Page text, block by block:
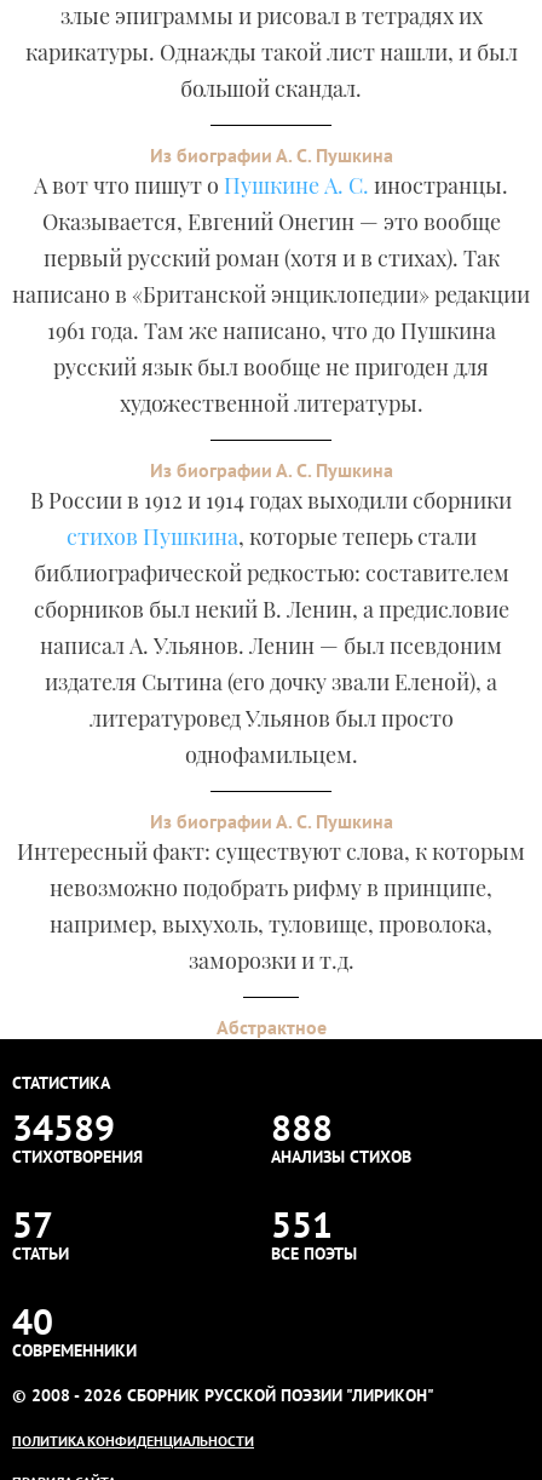
злые эпиграммы и рисовал в тетрадях их
карикатуры. Однажды такой лист нашли, и был
большой скандал.
Из биографии А. С. Пушкина
А вот что пишут о Пушкине А. С. иностранцы.
Оказывается, Евгений Онегин — это вообще
первый русский роман (хотя и в стихах). Так
написано в «Британской энциклопедии» редакции
1961 года. Там же написано, что до Пушкина
русский язык был вообще не пригоден для
художественной литературы.
Из биографии А. С. Пушкина
В России в 1912 и 1914 годах выходили сборники
стихов Пушкина, которые теперь стали
библиографической редкостью: составителем
сборников был некий В. Ленин, а предисловие
написал А. Ульянов. Ленин — был псевдоним
издателя Сытина (его дочку звали Еленой), а
литературовед Ульянов был просто
однофамильцем.
Из биографии А. С. Пушкина
Интересный факт: существуют слова, к которым
невозможно подобрать рифму в принципе,
например, выхухоль, туловище, проволока,
заморозки и т.д.
Абстрактное
СТАТИСТИКА
34589
СТИХОТВОРЕНИЯ
888
АНАЛИЗЫ СТИХОВ
57
СТАТЬИ
551
ВСЕ ПОЭТЫ
40
СОВРЕМЕННИКИ
© 2008 - 2026 СБОРНИК РУССКОЙ ПОЭЗИИ "ЛИРИКОН"
ПОЛИТИКА КОНФИДЕНЦИАЛЬНОСТИ